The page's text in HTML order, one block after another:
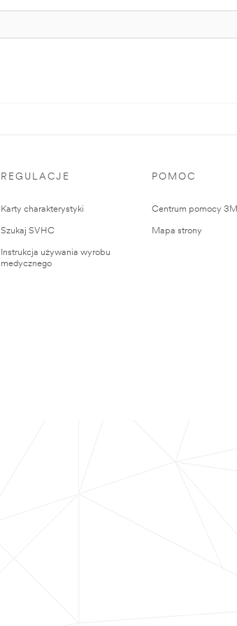
REGULACJE
Karty charakterystyki
Szukaj SVHC
Instrukcja używania wyrobu
medycznego
POMOC
Centrum pomocy 3M
Mapa strony